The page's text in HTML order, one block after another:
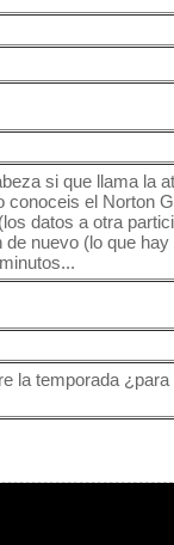
si que llama la
conoceis el Norton
datos a otra
nuevo (lo que
la temporada